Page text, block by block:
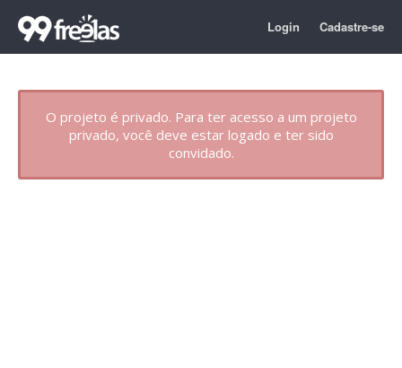
Login Cadastre-se
O projeto é privado. Para ter acesso a um projeto
privado, você deve estar logado e ter sido
convidado.